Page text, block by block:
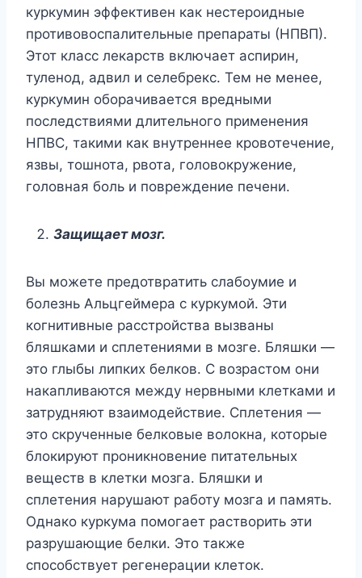
куркумин эффективен как нестероидные
противовоспалительные препараты (НПВП).
Этот класс лекарств включает аспирин,
туленод, адвил и селебрекс. Тем не менее,
куркумин оборачивается вредными
последствиями длительного применения
НПВС, такими как внутреннее кровотечение,
язвы, тошнота, рвота, головокружение,
головная боль и повреждение печени.
Защищает мозг.
Вы можете предотвратить слабоумие и
болезнь Альцгеймера с куркумой. Эти
когнитивные расстройства вызваны
бляшками и сплетениями в мозге. Бляшки —
это глыбы липких белков. С возрастом они
накапливаются между нервными клетками и
затрудняют взаимодействие. Сплетения —
это скрученные белковые волокна, которые
блокируют проникновение питательных
веществ в клетки мозга. Бляшки и
сплетения нарушают работу мозга и память.
Однако куркума помогает растворить эти
разрушающие белки. Это также
способствует регенерации клеток.